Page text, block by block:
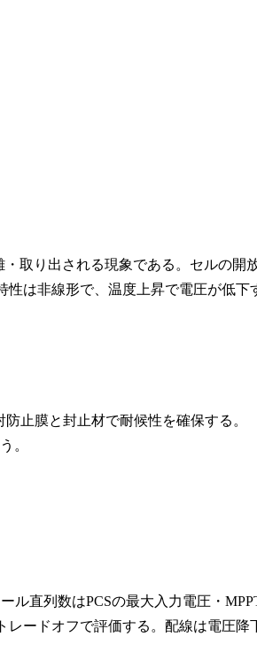
取り出される現象である。セルの開
性は非線形で、温度上昇で電圧が低下
止膜と封止材で耐候性を確保する。
。
ル直列数はPCSの最大入力電圧・
レードオフで評価する。配線は電圧降